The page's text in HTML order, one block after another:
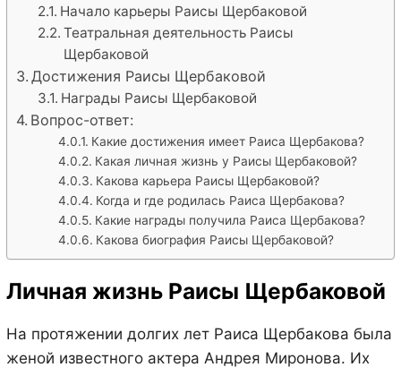
Начало карьеры Раисы Щербаковой
Театральная деятельность Раисы
Щербаковой
Достижения Раисы Щербаковой
Награды Раисы Щербаковой
Вопрос-ответ:
Какие достижения имеет Раиса Щербакова?
Какая личная жизнь у Раисы Щербаковой?
Какова карьера Раисы Щербаковой?
Когда и где родилась Раиса Щербакова?
Какие награды получила Раиса Щербакова?
Какова биография Раисы Щербаковой?
Личная жизнь Раисы Щербаковой
На протяжении долгих лет Раиса Щербакова была
женой известного актера Андрея Миронова. Их